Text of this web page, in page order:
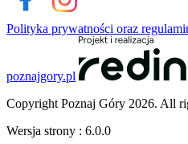
Polityka prywatności oraz
poznajgory.pl
Copyright Poznaj Góry 2026. All
Wersja strony : 6.0.0